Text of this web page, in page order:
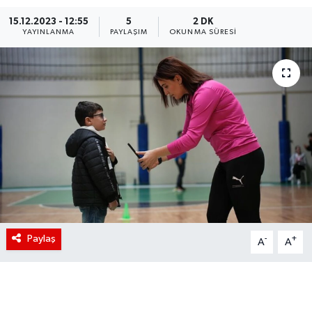
15.12.2023 - 12:55
YAYINLANMA
5
PAYLAŞIM
2 DK
OKUNMA SÜRESI
Paylaş A- A+